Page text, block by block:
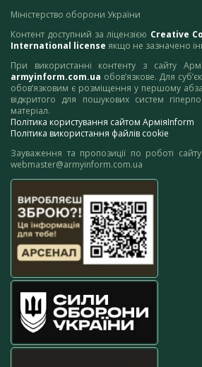
Міністерство оборони України
Контент доступний за ліцензією Creative
International license якщо не зазначено
При використанні контенту з сайту
armyinform.com.ua обов’язкове. Для
обов’язковим є розміщення у першому
відкритого для пошукових систем
матеріал.
Політика користування сайтом АрміяInform
Політика використання файлів cookie
Зауваження та пропозиції по роботі
webmaster@armyinform.com.ua